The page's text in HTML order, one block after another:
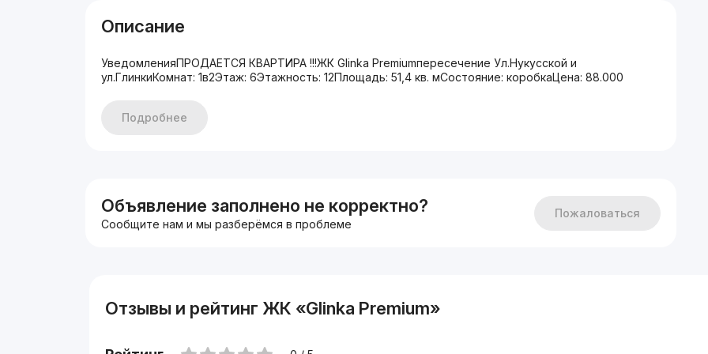
Описание
УведомленияПРОДАЕТСЯ КВАРТИРА !!!ЖК Glinka Premiumпересечение Ул.Нукусской и
ул.ГлинкиКомнат: 1в2Этаж: 6Этажность: 12Площадь: 51,4 кв. мСостояние: коробкаЦена: 88.000
Подробнее
Объявление заполнено не корректно?
Сообщите нам и мы разберёмся в проблеме
Пожаловаться
Отзывы и рейтинг ЖК «Glinka Premium»